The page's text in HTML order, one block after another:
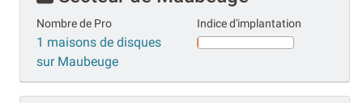
Nombre de Pro
1 maisons de disques
sur Maubeuge
Indice d'implantation